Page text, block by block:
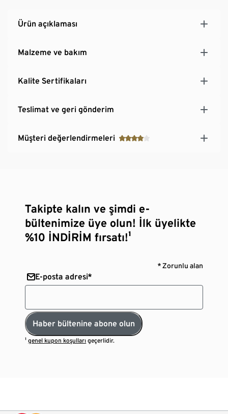
Ürün açıklaması
Malzeme ve bakım
Kalite Sertifikaları
Teslimat ve geri gönderim
Müşteri değerlendirmeleri
Takipte kalın ve şimdi e-
bültenimize üye olun! İlk üyelikte
%10 İNDİRİM fırsatı!¹
* Zorunlu alan
E-posta adresi*
Haber bültenine abone olun
¹genel kupon koşulları geçerlidir.